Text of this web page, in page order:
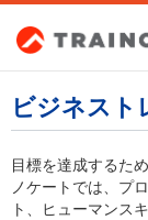
ビジネスト
目標を達成するた
ノケートでは、プ
ト、ヒューマンス